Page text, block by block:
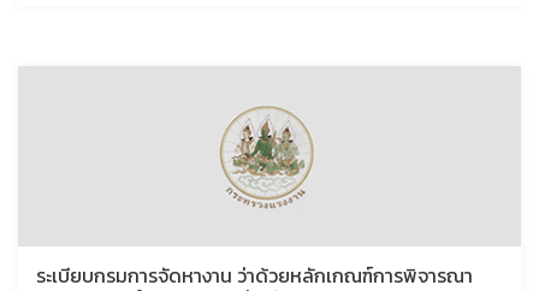
ระเบียบกรมการจัดหางาน ว่าด้วยหลักเกณฑ์การพิจารณา